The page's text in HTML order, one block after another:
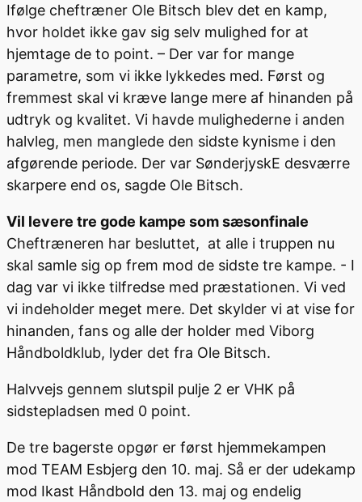
Ifølge cheftræner Ole Bitsch blev det en kamp,
hvor holdet ikke gav sig selv mulighed for at
hjemtage de to point. – Der var for mange
parametre, som vi ikke lykkedes med. Først og
fremmest skal vi kræve lange mere af hinanden på
udtryk og kvalitet. Vi havde mulighederne i anden
halvleg, men manglede den sidste kynisme i den
afgørende periode. Der var SønderjyskE desværre
skarpere end os, sagde Ole Bitsch.
Vil levere tre gode kampe som sæsonfinale
Cheftræneren har besluttet, at alle i truppen nu
skal samle sig op frem mod de sidste tre kampe. - I
dag var vi ikke tilfredse med præstationen. Vi ved
vi indeholder meget mere. Det skylder vi at vise for
hinanden, fans og alle der holder med Viborg
Håndboldklub, lyder det fra Ole Bitsch.
Halvvejs gennem slutspil pulje 2 er VHK på
sidstepladsen med 0 point.
De tre bagerste opgør er først hjemmekampen
mod TEAM Esbjerg den 10. maj. Så er der udekamp
mod Ikast Håndbold den 13. maj og endelig